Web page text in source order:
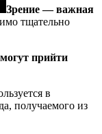
Зрение — важная
тщательно
прийти
в
получаемого из